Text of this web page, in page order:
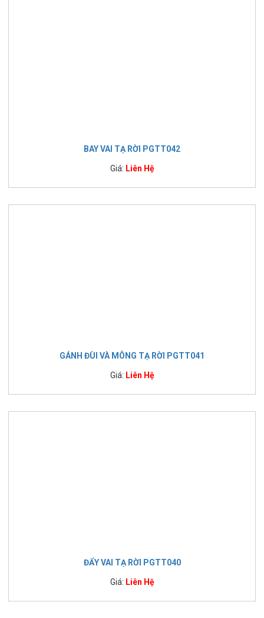
BAY VAI TẠ RỜI PGTT042
Giá: Liên Hệ
GÁNH ĐÙI VÀ MÔNG TẠ RỜI PGTT041
Giá: Liên Hệ
ĐẨY VAI TẠ RỜI PGTT040
Giá: Liên Hệ